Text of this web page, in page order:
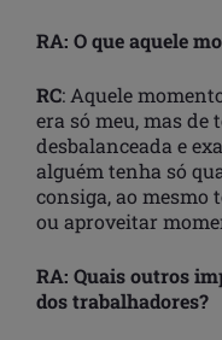
RA: O que aquele
RC: Aquele
era só meu, mas
desbalanceada e
alguém tenha só
consiga, ao mesmo
ou aproveitar
RA: Quais outros
dos trabalhadores?